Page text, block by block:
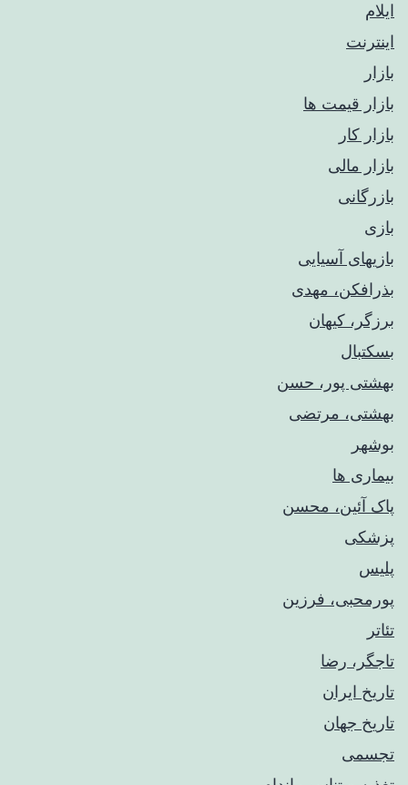
ایلام
اینترنت
بازار
بازار قیمت ها
بازار کار
بازار مالی
بازرگانی
بازی
بازیهای آسیایی
بذرافکن، مهدی
برزگر، کیهان
بسکتبال
بهشتی پور، حسن
بهشتی، مرتضی
بوشهر
بیماری ها
پاک آئین، محسن
پزشکی
پلیس
پورمحبی، فرزین
تئاتر
تاجگر، رضا
تاریخ ایران
تاریخ جهان
تجسمی